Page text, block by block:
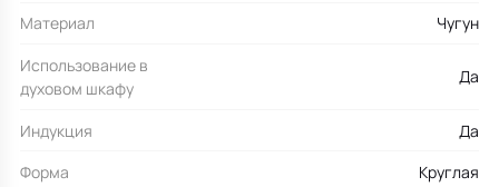
Материал
Чугун
Использование в
духовом шкафу
Да
Индукция
Да
Форма
Круглая